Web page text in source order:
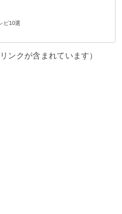
ピ10選
風
ロー
ンクが含まれています）